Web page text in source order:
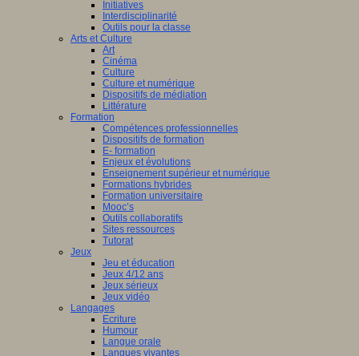
Initiatives
Interdisciplinarité
Outils pour la classe
Arts et Culture
Art
Cinéma
Culture
Culture et numérique
Dispositifs de médiation
Littérature
Formation
Compétences professionnelles
Dispositifs de formation
E- formation
Enjeux et évolutions
Enseignement supérieur et numérique
Formations hybrides
Formation universitaire
Mooc’s
Outils collaboratifs
Sites ressources
Tutorat
Jeux
Jeu et éducation
Jeux 4/12 ans
Jeux sérieux
Jeux vidéo
Langages
Ecriture
Humour
Langue orale
Langues vivantes